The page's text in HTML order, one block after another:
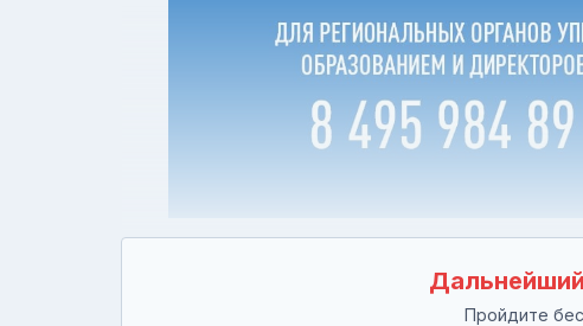
Пройдите